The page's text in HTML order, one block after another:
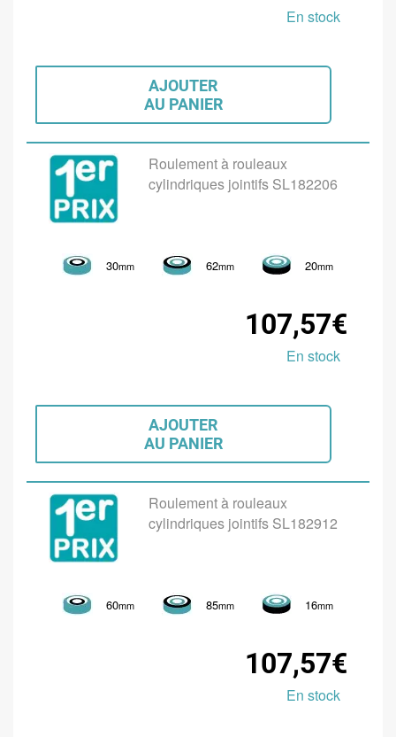
En stock
AJOUTER
AU PANIER
Roulement à rouleaux
cylindriques jointifs SL182206
30mm 62mm 20mm
107,57€
En stock
AJOUTER
AU PANIER
Roulement à rouleaux
cylindriques jointifs SL182912
60mm 85mm 16mm
107,57€
En stock